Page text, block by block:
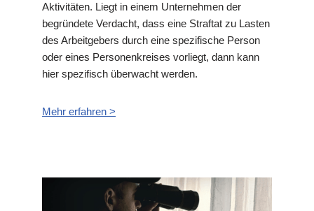
Aktivitäten. Liegt in einem Unternehmen der
begründete Verdacht, dass eine Straftat zu Lasten
des Arbeitgebers durch eine spezifische Person
oder eines Personenkreises vorliegt, dann kann
hier spezifisch überwacht werden.
Mehr erfahren >